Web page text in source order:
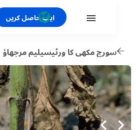
ایپ حاصل کریں
سورج مکھی کا ورٹیسیلیم مرجھاؤ